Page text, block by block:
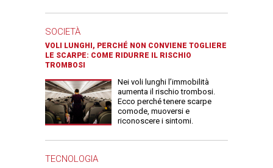
SOCIETÀ
VOLI LUNGHI, PERCHÉ NON CONVIENE TOGLIERE
LE SCARPE: COME RIDURRE IL RISCHIO
TROMBOSI
Nei voli lunghi l’immobilità
aumenta il rischio trombosi.
Ecco perché tenere scarpe
comode, muoversi e
riconoscere i sintomi.
TECNOLOGIA